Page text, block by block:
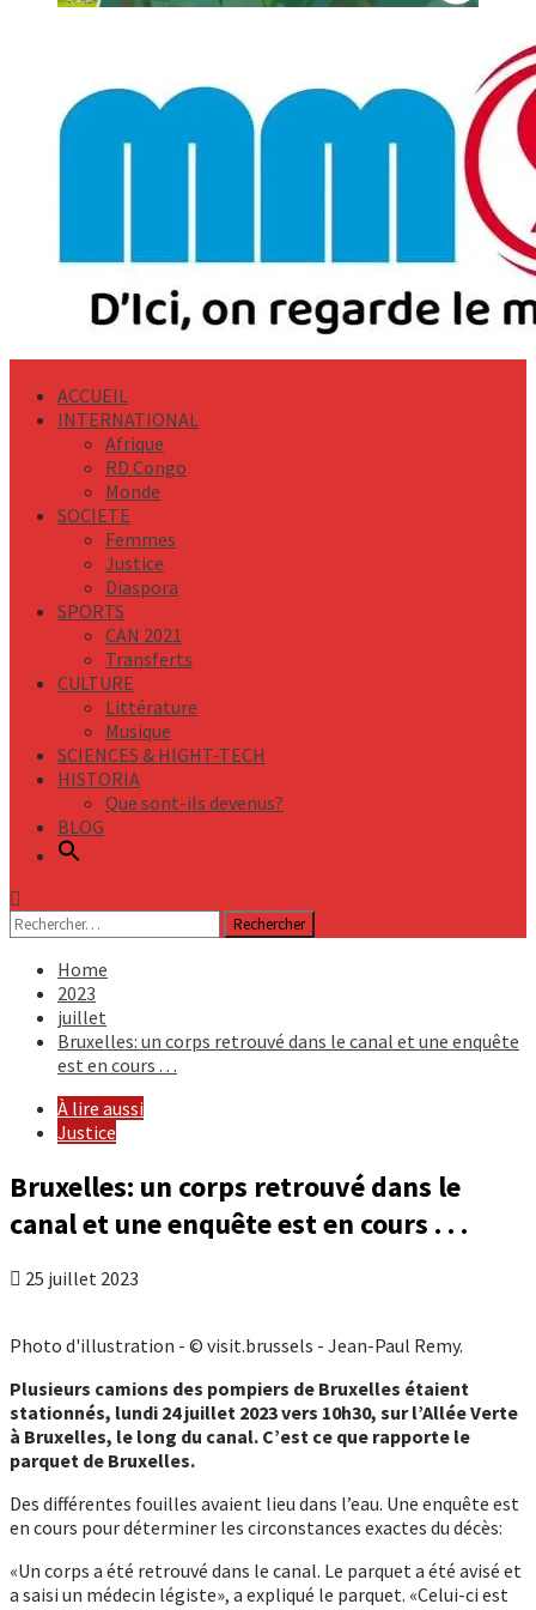
ACCUEIL
INTERNATIONAL
Afrique
RD Congo
Monde
SOCIETE
Femmes
Justice
Diaspora
SPORTS
CAN 2021
Transferts
CULTURE
Littérature
Musique
SCIENCES & HIGHT-TECH
HISTORIA
Que sont-ils devenus?
BLOG
Rechercher :
Home
2023
juillet
Bruxelles: un corps retrouvé dans le canal et une enquête
est en cours . . .
À lire aussi
Justice
Bruxelles: un corps retrouvé dans le
canal et une enquête est en cours . . .
25 juillet 2023
Photo d'illustration - © visit.brussels - Jean-Paul Remy.
Plusieurs camions des pompiers de Bruxelles étaient
stationnés, lundi 24 juillet 2023 vers 10h30, sur l’Allée Verte
à Bruxelles, le long du canal. C’est ce que rapporte le
parquet de Bruxelles.
Des différentes fouilles avaient lieu dans l’eau. Une enquête est
en cours pour déterminer les circonstances exactes du décès:
«Un corps a été retrouvé dans le canal. Le parquet a été avisé et
a saisi un médecin légiste», a expliqué le parquet. «Celui-ci est